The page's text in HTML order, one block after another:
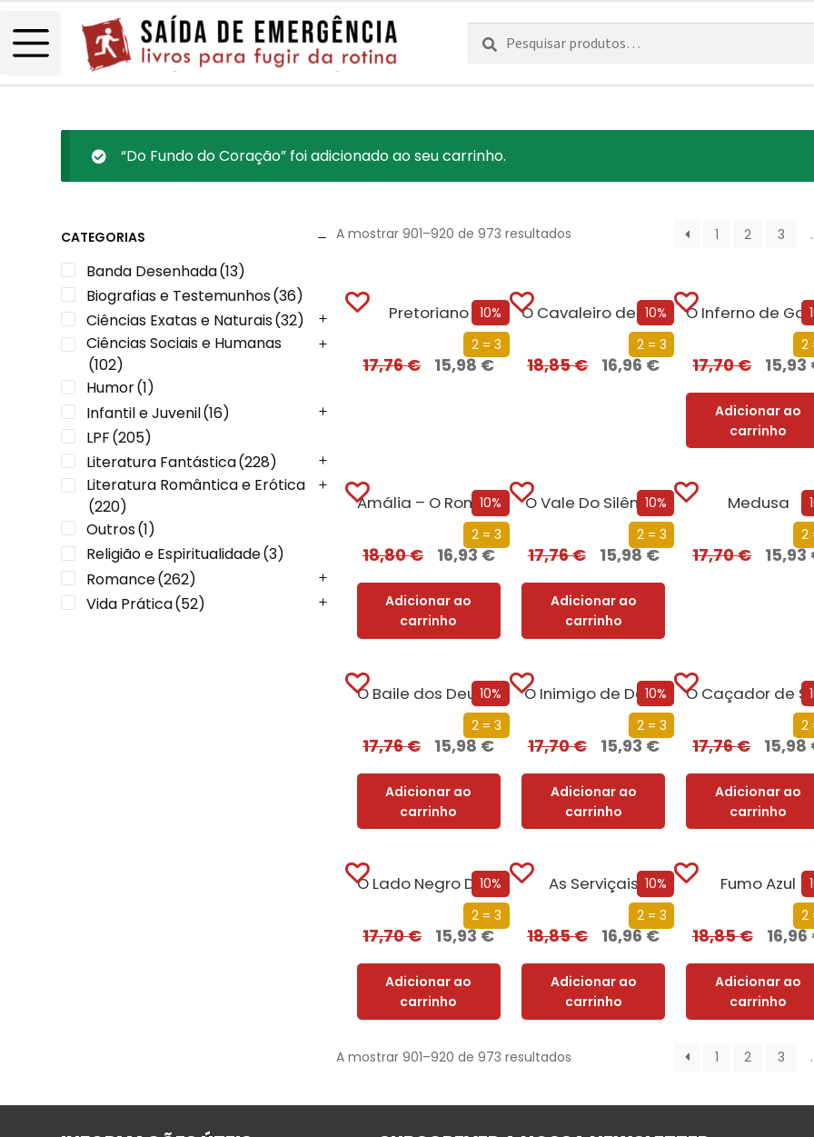
Pesquisar
por:
Pesquisa
“Do Fundo do Coração” foi adicionado ao seu carrinho.
CATEGORIAS
Banda Desenhada(13)
Biografias e Testemunhos(36)
Ciências Exatas e Naturais(32)
Ciências Sociais e Humanas
(102)
Humor(1)
Infantil e Juvenil(16)
LPF(205)
Literatura Fantástica(228)
Literatura Romântica e Erótica
(220)
Outros(1)
Religião e Espiritualidade(3)
Romance(262)
Vida Prática(52)
A mostrar 901–920 de 973 resultados 1 2 3
10%
2 = 3
Pretoriano
17,76€ 15,98€
10%
2 = 3
O Cavaleiro de Westeros e Outras Histórias
18,85€ 16,96€
2
17,70€ 15,93
Adicionar ao
carrinho
10%
2 = 3
Amália – O Romance da Sua Vida
18,80€ 16,93€
Adicionar ao
carrinho
10%
2 = 3
O Vale Do Silêncio
17,76€ 15,98€
Adicionar ao
carrinho
2
Medusa
17,70€ 15,93
10%
2 = 3
O Baile dos Deuses
17,76€ 15,98€
Adicionar ao
carrinho
10%
2 = 3
O Inimigo de Deus
17,70€ 15,93€
Adicionar ao
carrinho
2
17,76€ 15,98
Adicionar ao
carrinho
10%
2 = 3
O Lado Negro Da Lua
17,70€ 15,93€
Adicionar ao
carrinho
10%
2 = 3
As Serviçais
18,85€ 16,96€
Adicionar ao
carrinho
2
Fumo Azul
18,85€ 16,96
Adicionar ao
carrinho
A mostrar 901–920 de 973 resultados 1 2 3